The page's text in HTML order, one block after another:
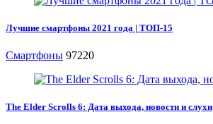
Лучшие смартфоны 2021 года | ТОП-15
Смартфоны 97220
The Elder Scrolls 6: Дата выхода, новости и слухи